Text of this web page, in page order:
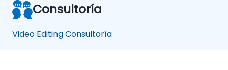
Consultoría
Video Editing Consultoría